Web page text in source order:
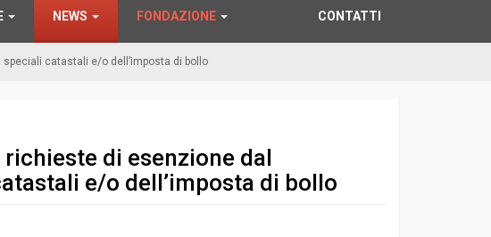
NEWS FONDAZIONE CONTATTI
catastali e/o dell’imposta di bollo
di esenzione dal
e/o dell’imposta di bollo